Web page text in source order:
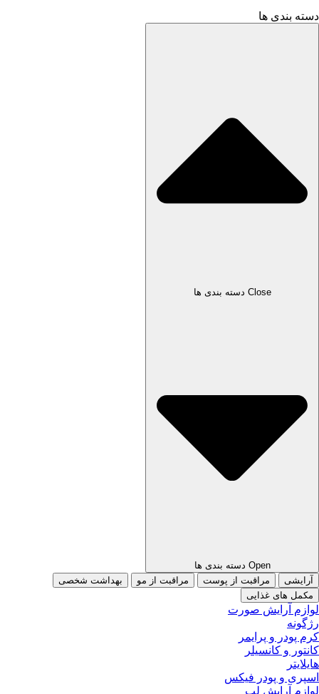
دسته بندی ها
Close دسته بندی ها
Open دسته بندی ها
آرایشی
مراقبت از پوست مراقبت از مو
بهداشت شخصی
مکمل های غذایی
لوازم آرایش صورت
رژگونه
کرم پودر و پرایمر
کانتور و کانسیلر
هایلایتر
اسپری و پودر فیکس
لوازم آرایش لب